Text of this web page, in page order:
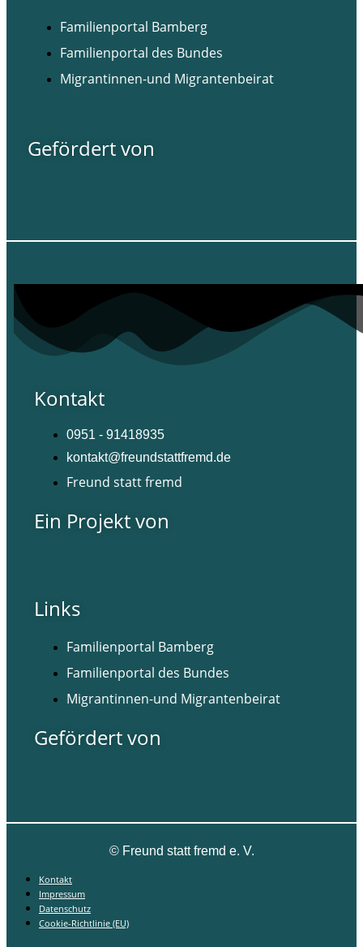
Familienportal Bamberg
Familienportal des Bundes
Migrantinnen-und Migrantenbeirat
Gefördert von
Kontakt
0951 - 91418935
kontakt@freundstattfremd.de
Freund statt fremd
Ein Projekt von
Links
Familienportal Bamberg
Familienportal des Bundes
Migrantinnen-und Migrantenbeirat
Gefördert von
©Freund statt fremd e. V.
Kontakt
Impressum
Datenschutz
Cookie-Richtlinie (EU)